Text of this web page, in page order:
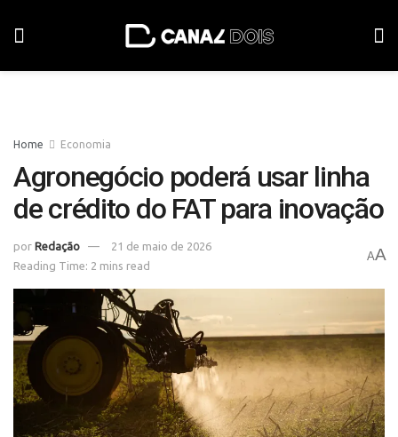
Home Economia
Agronegócio poderá usar linha
de crédito do FAT para inovação
por Redação
21 de maio de 2026
Reading Time: 2 mins read
AA